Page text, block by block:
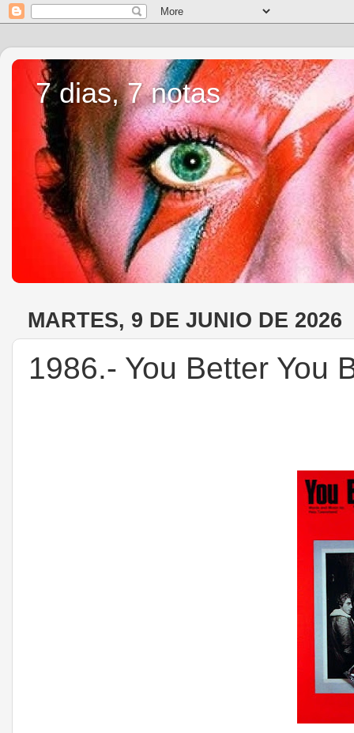
7 dias, 7 notas
MARTES, 9 DE JUNIO DE 2026
1986.- You Better You